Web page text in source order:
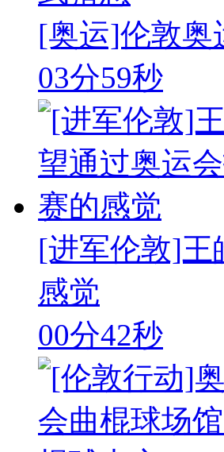
[奥运]伦敦奥
03分59秒
[进军伦敦]王
感觉
00分42秒